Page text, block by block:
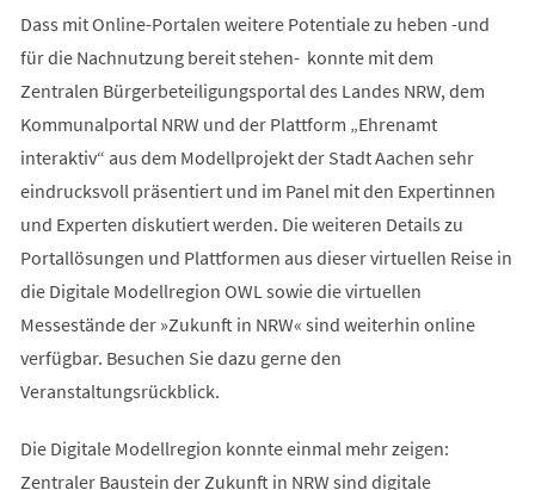
Dass mit Online-Portalen weitere Potentiale zu heben -und
für die Nachnutzung bereit stehen- konnte mit dem
Zentralen Bürgerbeteiligungsportal des Landes NRW, dem
Kommunalportal NRW und der Plattform „Ehrenamt
interaktiv“ aus dem Modellprojekt der Stadt Aachen sehr
eindrucksvoll präsentiert und im Panel mit den Expertinnen
und Experten diskutiert werden. Die weiteren Details zu
Portallösungen und Plattformen aus dieser virtuellen Reise in
die Digitale Modellregion OWL sowie die virtuellen
Messestände der »Zukunft in NRW« sind weiterhin online
verfügbar. Besuchen Sie dazu gerne den
Veranstaltungsrückblick.
Die Digitale Modellregion konnte einmal mehr zeigen:
Zentraler Baustein der Zukunft in NRW sind digitale